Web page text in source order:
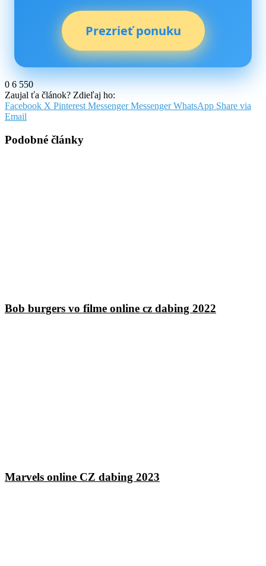
Prezrieť ponuku
0 6 550
Zaujal ťa článok? Zdieľaj ho:
Facebook X Pinterest Messenger Messenger WhatsApp Share via
Email
Podobné články
Bob burgers vo filme online cz dabing 2022
Marvels online CZ dabing 2023